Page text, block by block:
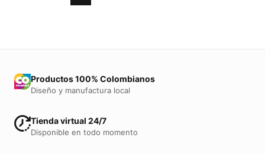
Productos 100% Colombianos
Diseño y manufactura local
Tienda virtual 24/7
Disponible en todo momento